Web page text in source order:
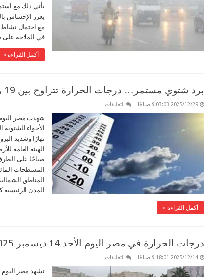
السبت
في
مصر
يأتي ذلك مع
يعزز الإحساس
مع احتمال
في الملاحة على
أكمل القراءة »
برد شتوي مستمر… درجات الحرارة تتراوح بين 19 و23 درجة
2025/12/29 9:03:03 صباحًا التعليقات
شتوي
مستمر…
درجات
الحرارة
تتراوح
بين
19
و23
درجة
مغلقة
الأجواء
نهارًا وشديد
الهيئة العامة
صباحًا على
المسطحات
المناطق
المدن الرئيسية
أكمل القراءة »
درجات الحرارة في مصر اليوم الأحد 14 ديسمبر 2025
2025/12/14 9:18:01 صباحًا التعليقات
تشهد مصر اليوم